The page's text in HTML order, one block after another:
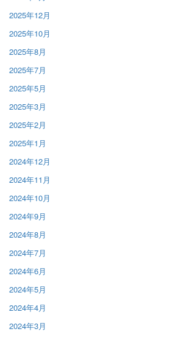
2025年12月
2025年10月
2025年8月
2025年7月
2025年5月
2025年3月
2025年2月
2025年1月
2024年12月
2024年11月
2024年10月
2024年9月
2024年8月
2024年7月
2024年6月
2024年5月
2024年4月
2024年3月